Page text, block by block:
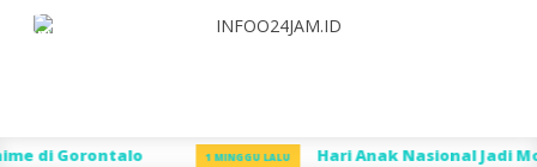
Menu
Gorontalo 1 MINGGU LALU Hari Anak Nasional Jadi